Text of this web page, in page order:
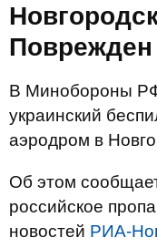
В Минобороны РФ
украинский
аэродром в
Об этом
российское
новостей РИА-